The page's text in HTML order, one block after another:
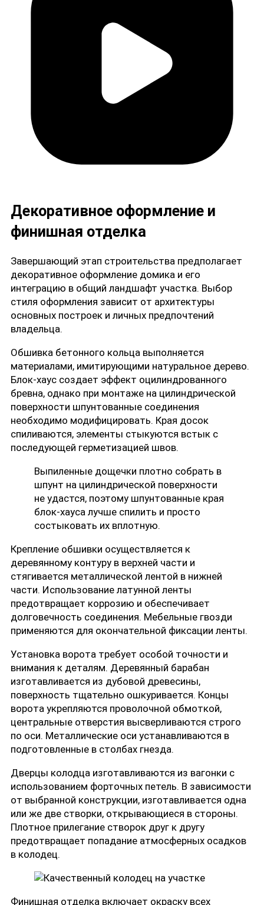
Декоративное оформление и
финишная отделка
Завершающий этап строительства предполагает
декоративное оформление домика и его
интеграцию в общий ландшафт участка. Выбор
стиля оформления зависит от архитектуры
основных построек и личных предпочтений
владельца.
Обшивка бетонного кольца выполняется
материалами, имитирующими натуральное дерево.
Блок-хаус создает эффект оцилиндрованного
бревна, однако при монтаже на цилиндрической
поверхности шпунтованные соединения
необходимо модифицировать. Края досок
спиливаются, элементы стыкуются встык с
последующей герметизацией швов.
Выпиленные дощечки плотно собрать в
шпунт на цилиндрической поверхности
не удастся, поэтому шпунтованные края
блок-хауса лучше спилить и просто
состыковать их вплотную.
Крепление обшивки осуществляется к
деревянному контуру в верхней части и
стягивается металлической лентой в нижней
части. Использование латунной ленты
предотвращает коррозию и обеспечивает
долговечность соединения. Мебельные гвозди
применяются для окончательной фиксации ленты.
Установка ворота требует особой точности и
внимания к деталям. Деревянный барабан
изготавливается из дубовой древесины,
поверхность тщательно ошкуривается. Концы
ворота укрепляются проволочной обмоткой,
центральные отверстия высверливаются строго
по оси. Металлические оси устанавливаются в
подготовленные в столбах гнезда.
Дверцы колодца изготавливаются из вагонки с
использованием форточных петель. В зависимости
от выбранной конструкции, изготавливается одна
или же две створки, открывающиеся в стороны.
Плотное прилегание створок друг к другу
предотвращает попадание атмосферных осадков
в колодец.
Финишная отделка включает окраску всех